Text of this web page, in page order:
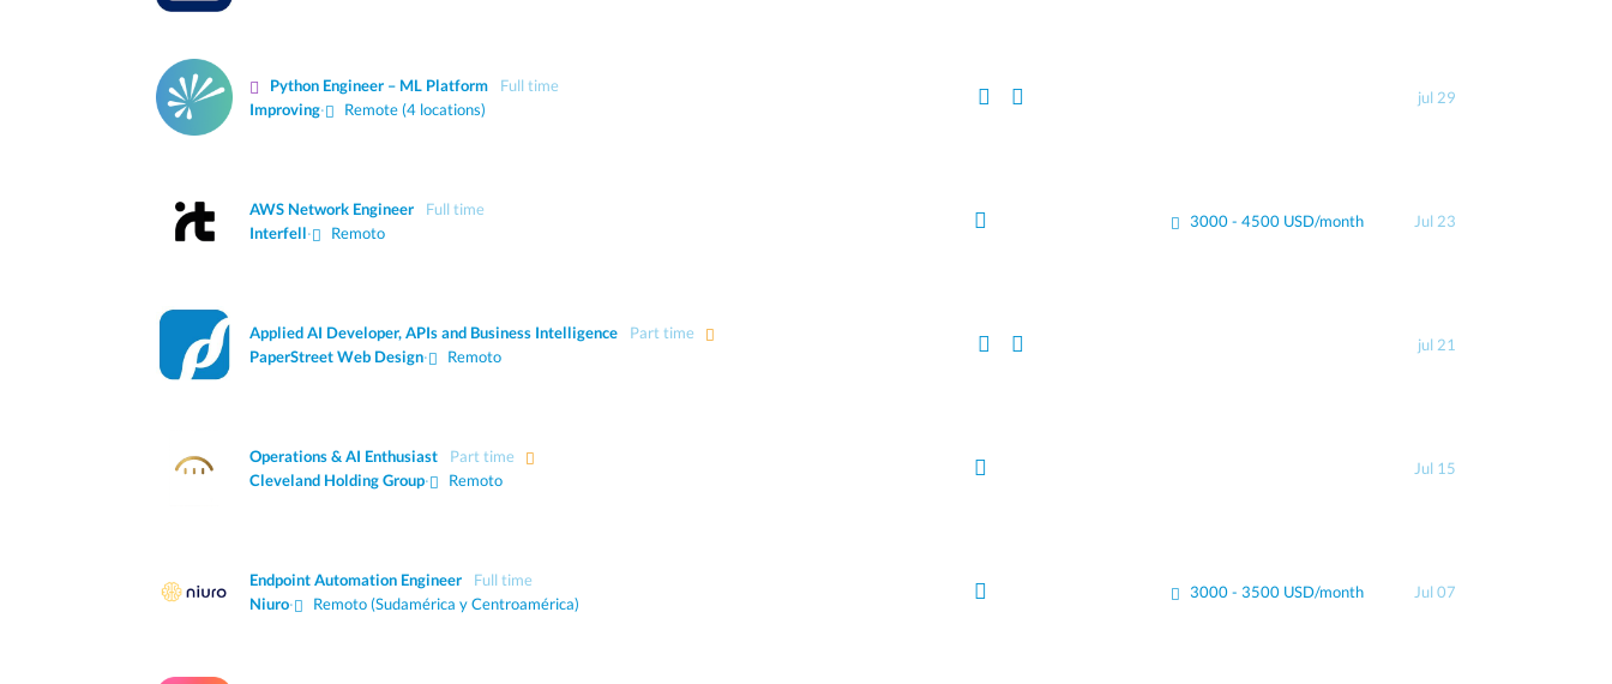
Python Engineer – ML Platform
Full time
Improving· Remote (4 locations)
jul 29
AWS Network Engineer
Full time
Interfell· Remoto
3000 - 4500 USD/month Jul 23
Applied AI Developer, APIs and Business Intelligence
Part time
PaperStreet Web Design· Remoto
jul 21
Operations & AI Enthusiast
Part time
Cleveland Holding Group· Remoto
Jul 15
Endpoint Automation Engineer
Full time
Niuro· Remoto (Sudamérica y Centroamérica)
3000 - 3500 USD/month Jul 07